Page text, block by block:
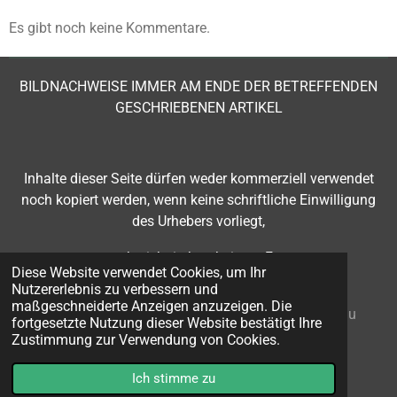
Diese Website verwendet Cookies, um Ihr
Nutzererlebnis zu verbessern und
maßgeschneiderte Anzeigen anzuzeigen. Die
fortgesetzte Nutzung dieser Website bestätigt Ihre
Zustimmung zur Verwendung von Cookies.
Ich stimme zu
Es gibt noch keine Kommentare.
BILDNACHWEISE IMMER AM ENDE DER BETREFFENDEN
GESCHRIEBENEN ARTIKEL
Inhalte dieser Seitedürfen weder kommerziell verwendet
noch kopiert werden, wenn keine schriftliche Einwilligung
des Urhebers vorliegt,
- auch nicht in bearbeiteter Form.
© 2024 GESUNDHEITSLINK Impressum:Adviesbureau
RoenhorstR.H.J. Roenhorst, Belastingconsulent - NL-
Webador